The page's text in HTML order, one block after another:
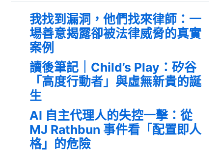
我找到漏洞，他們找來律師：一
場善意揭露卻被法律威脅的真實
案例
讀後筆記｜Child’s Play：矽谷
「高度行動者」與虛無新貴的誕
生
AI 自主代理人的失控一擊：從
MJ Rathbun 事件看「配置即人
格」的危險